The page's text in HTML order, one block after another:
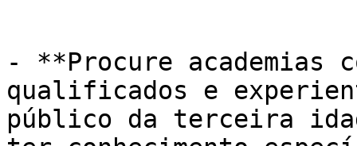
- **Procure academias
qualificados e
público da terceira